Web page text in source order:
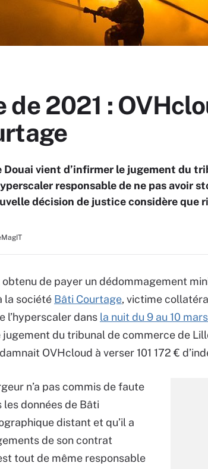
de 2021 :
Douai vient d’infirmer le jugement du
responsable de ne pas avoir
décision de justice considère que
de payer un dédommagement
la société Bâti Courtage, victime
l’hyperscaler dans la nuit du 9 au 10
jugement du tribunal de commerce de
OVHcloud à verser 101 172 €
n’a pas commis de faute
données de Bâti
distant et qu’il a
de son contrat
tout de même responsable